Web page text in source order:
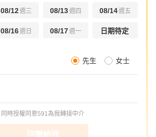
08/12週三 08/13週四 08/14週五
08/16週日 08/17週一 日期待定
先生 女士
同時授權同意591為我轉接中介
回電給我